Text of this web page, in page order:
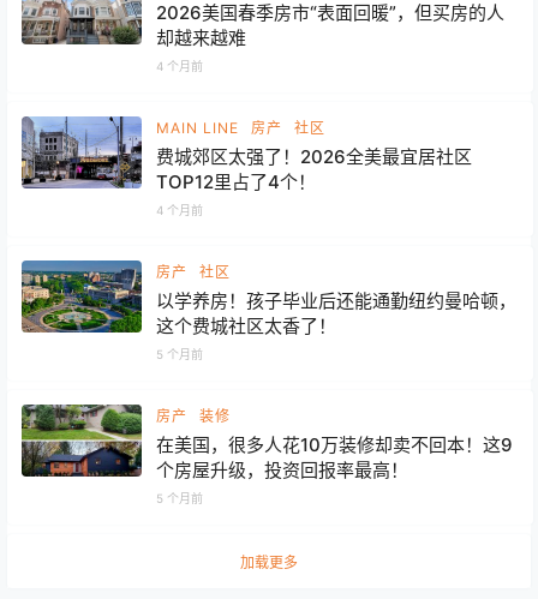
2026美国春季房市“表面回暖”，但买房的人
却越来越难
4 个月前
MAIN LINE 房产 社区
费城郊区太强了！2026全美最宜居社区
TOP12里占了4个！
4 个月前
房产 社区
以学养房！孩子毕业后还能通勤纽约曼哈顿，
这个费城社区太香了！
5 个月前
房产 装修
在美国，很多人花10万装修却卖不回本！这9
个房屋升级，投资回报率最高！
5 个月前
加载更多